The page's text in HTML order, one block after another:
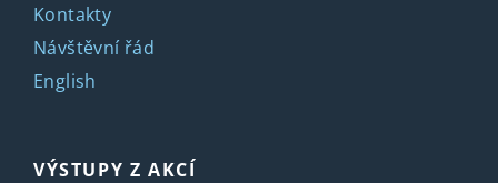
Kontakty
Návštěvní řád
English
VÝSTUPY Z AKCÍ